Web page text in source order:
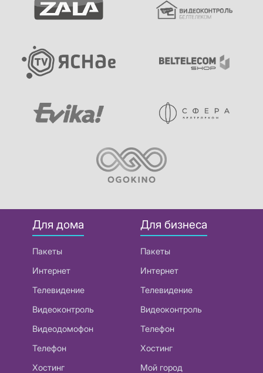
Для дома
Пакеты
Интернет
Телевидение
Видеоконтроль
Видеодомофон
Телефон
Хостинг
Для бизнеса
Пакеты
Интернет
Телевидение
Видеоконтроль
Телефон
Хостинг
Мой город